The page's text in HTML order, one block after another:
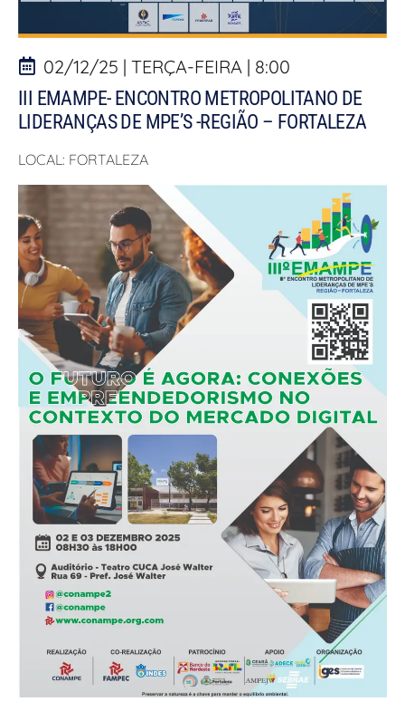
02/12/25 | TERÇA-FEIRA | 8:00
III EMAMPE- ENCONTRO METROPOLITANO DE
LIDERANÇAS DE MPE’S -REGIÃO – FORTALEZA
LOCAL: FORTALEZA